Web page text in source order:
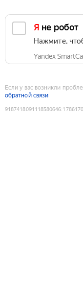
Я не робот
Нажмите,
Yandex
Если у вас возникли
обратной связи
9187418091118580646: